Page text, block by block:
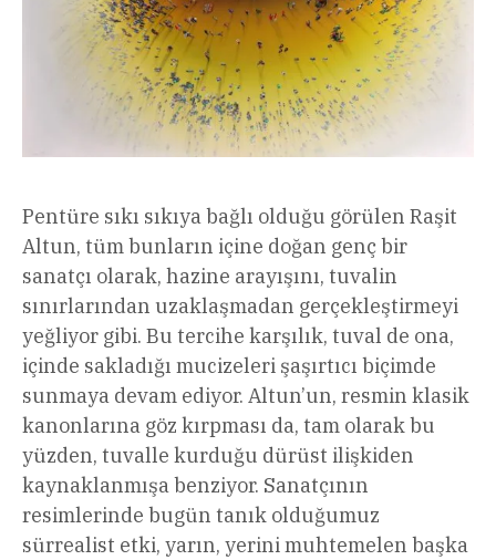
Pentüre sıkı sıkıya bağlı olduğu görülen Raşit
Altun, tüm bunların içine doğan genç bir
sanatçı olarak, hazine arayışını, tuvalin
sınırlarından uzaklaşmadan gerçekleştirmeyi
yeğliyor gibi. Bu tercihe karşılık, tuval de ona,
içinde sakladığı mucizeleri şaşırtıcı biçimde
sunmaya devam ediyor. Altun’un, resmin klasik
kanonlarına göz kırpması da, tam olarak bu
yüzden, tuvalle kurduğu dürüst ilişkiden
kaynaklanmışa benziyor. Sanatçının
resimlerinde bugün tanık olduğumuz
sürrealist etki, yarın, yerini muhtemelen başka